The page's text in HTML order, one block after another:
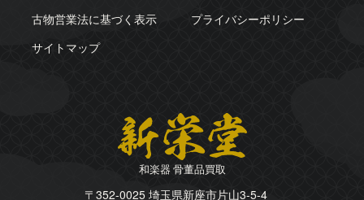
古物営業法に基づく表示
プライバシーポリシー
サイトマップ
和楽器 骨董品買取
〒352-0025 埼玉県新座市片山3-5-4